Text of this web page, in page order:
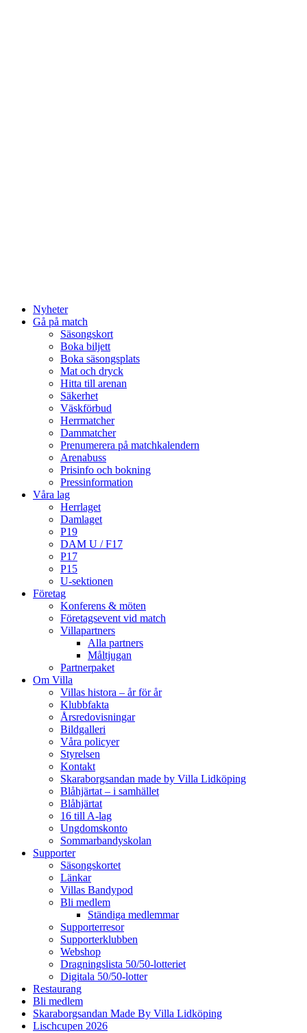
Nyheter
Gå på match
Säsongskort
Boka biljett
Boka säsongsplats
Mat och dryck
Hitta till arenan
Säkerhet
Väskförbud
Herrmatcher
Dammatcher
Prenumerera på matchkalendern
Arenabuss
Prisinfo och bokning
Pressinformation
Våra lag
Herrlaget
Damlaget
P19
DAM U / F17
P17
P15
U-sektionen
Företag
Konferens & möten
Företagsevent vid match
Villapartners
Alla partners
Måltjugan
Partnerpaket
Om Villa
Villas histora – år för år
Klubbfakta
Årsredovisningar
Bildgalleri
Våra policyer
Styrelsen
Kontakt
Skaraborgsandan made by Villa Lidköping
Blåhjärtat – i samhället
Blåhjärtat
16 till A-lag
Ungdomskonto
Sommarbandyskolan
Supporter
Säsongskortet
Länkar
Villas Bandypod
Bli medlem
Ständiga medlemmar
Supporterresor
Supporterklubben
Webshop
Dragningslista 50/50-lotteriet
Digitala 50/50-lotter
Restaurang
Bli medlem
Skaraborgsandan Made By Villa Lidköping
Lischcupen 2026